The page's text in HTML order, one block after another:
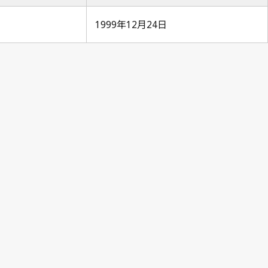
1999年12月24日